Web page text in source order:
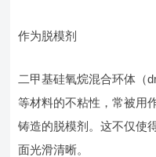
作为脱模剂
二甲基硅氧烷混合环体（
等材料的不粘性，常被用
铸造的脱模剂。这不仅使
面光滑清晰。